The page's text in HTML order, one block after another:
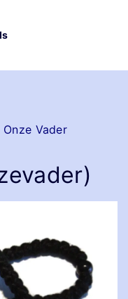
Onze Vader